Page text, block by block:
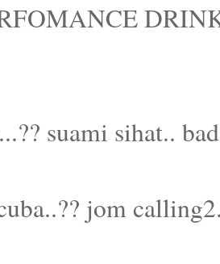
suami sihat..
jom